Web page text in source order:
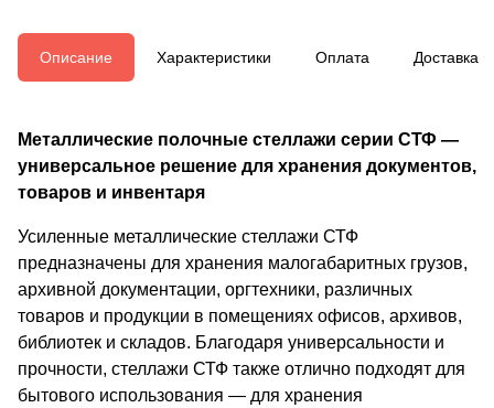
Описание Характеристики Оплата Доставка
Металлические полочные стеллажи серии СТФ —
универсальное решение для хранения документов,
товаров и инвентаря
Усиленные металлические стеллажи СТФ
предназначены для хранения малогабаритных грузов,
архивной документации, оргтехники, различных
товаров и продукции в помещениях офисов, архивов,
библиотек и складов. Благодаря универсальности и
прочности, стеллажи СТФ также отлично подходят для
бытового использования — для хранения